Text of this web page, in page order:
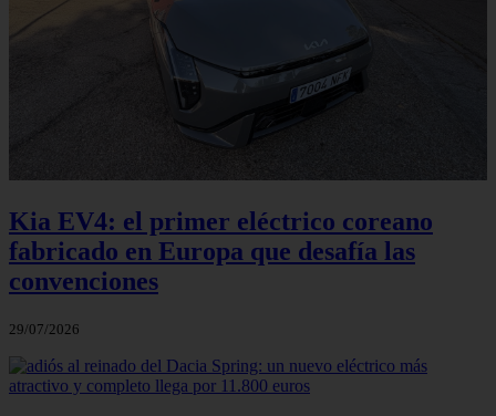
Kia EV4: el primer eléctrico coreano
fabricado en Europa que desafía las
convenciones
29/07/2026